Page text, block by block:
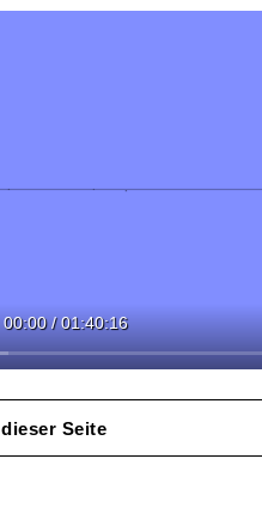
00:00 / 01:40:16
Seite